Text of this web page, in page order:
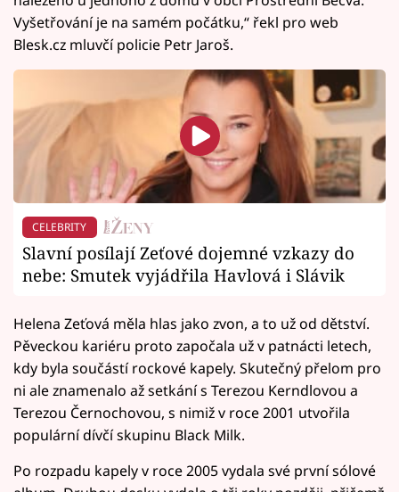
Vyšetřování je na samém počátku,“ řekl pro web
Blesk.cz mluvčí policie Petr Jaroš.
CELEBRITY
Slavní posílají Zeťové dojemné vzkazy do
nebe: Smutek vyjádřila Havlová i Slávik
Helena Zeťová měla hlas jako zvon, a to už od dětství.
Pěveckou kariéru proto započala už v patnácti letech,
kdy byla součástí rockové kapely. Skutečný přelom pro
ni ale znamenalo až setkání s Terezou Kerndlovou a
Terezou Černochovou, s nimiž v roce 2001 utvořila
populární dívčí skupinu Black Milk.
Po rozpadu kapely v roce 2005 vydala své první sólové